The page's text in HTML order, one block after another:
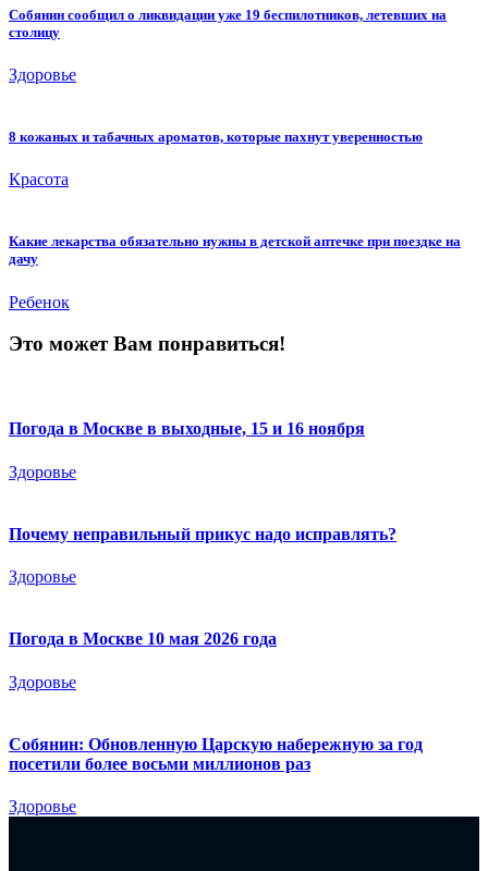
Собянин сообщил о ликвидации уже 19 беспилотников, летевших на
столицу
Здоровье
8 кожаных и табачных ароматов, которые пахнут уверенностью
Красота
Какие лекарства обязательно нужны в детской аптечке при поездке на
дачу
Ребенок
Это может Вам понравиться!
Погода в Москве в выходные, 15 и 16 ноября
Здоровье
Почему неправильный прикус надо исправлять?
Здоровье
Погода в Москве 10 мая 2026 года
Здоровье
Собянин: Обновленную Царскую набережную за год
посетили более восьми миллионов раз
Здоровье